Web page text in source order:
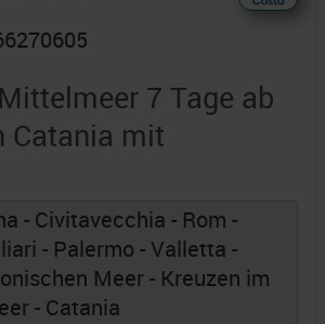
7 Tage ab
Catania mit
- Civitavecchia - Rom -
- Palermo - Valletta -
Meer - Kreuzen im
- Catania